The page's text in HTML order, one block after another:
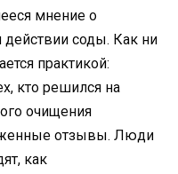
мнение о
соды. Как ни
практикой:
кто решился на
очищения
отзывы. Люди
как